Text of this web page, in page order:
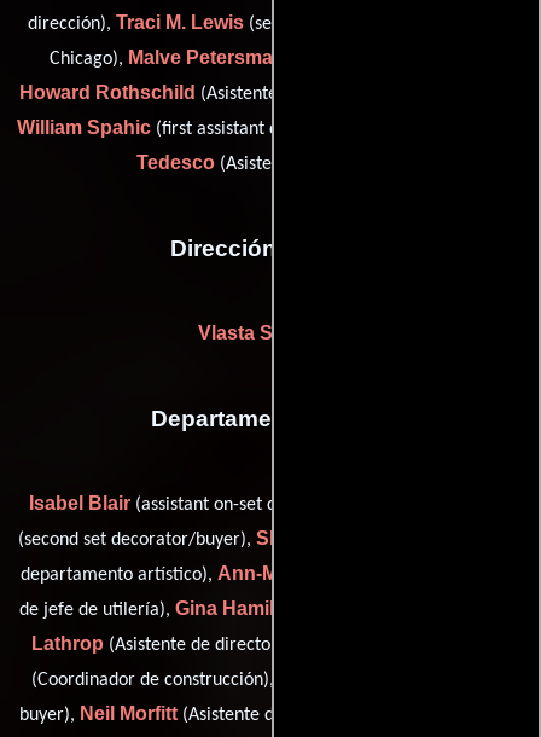
dirección), Traci M. Lewis (second second assistant director:
Chicago), Malve Petersmann
Howard Rothschild (Asistente de dirección: segunda unidad),
William Spahic(first assistant director (as Bill Spahie)) y
Tedesco (Asistente de dirección)
Dirección artística
Vlasta Svoboda
Departamento de arte
Isabel Blair(assistant on-set dresser),
(second set decorator/buyer), Sheila Church
departamento artístico), Ann-Marie Ferney-Tellez
de jefe de utilería), Gina Hamilton
Lathrop (Asistente de director artístico),
(Coordinador de construcción),
buyer), Neil Morfitt(Asistente de director artístico),